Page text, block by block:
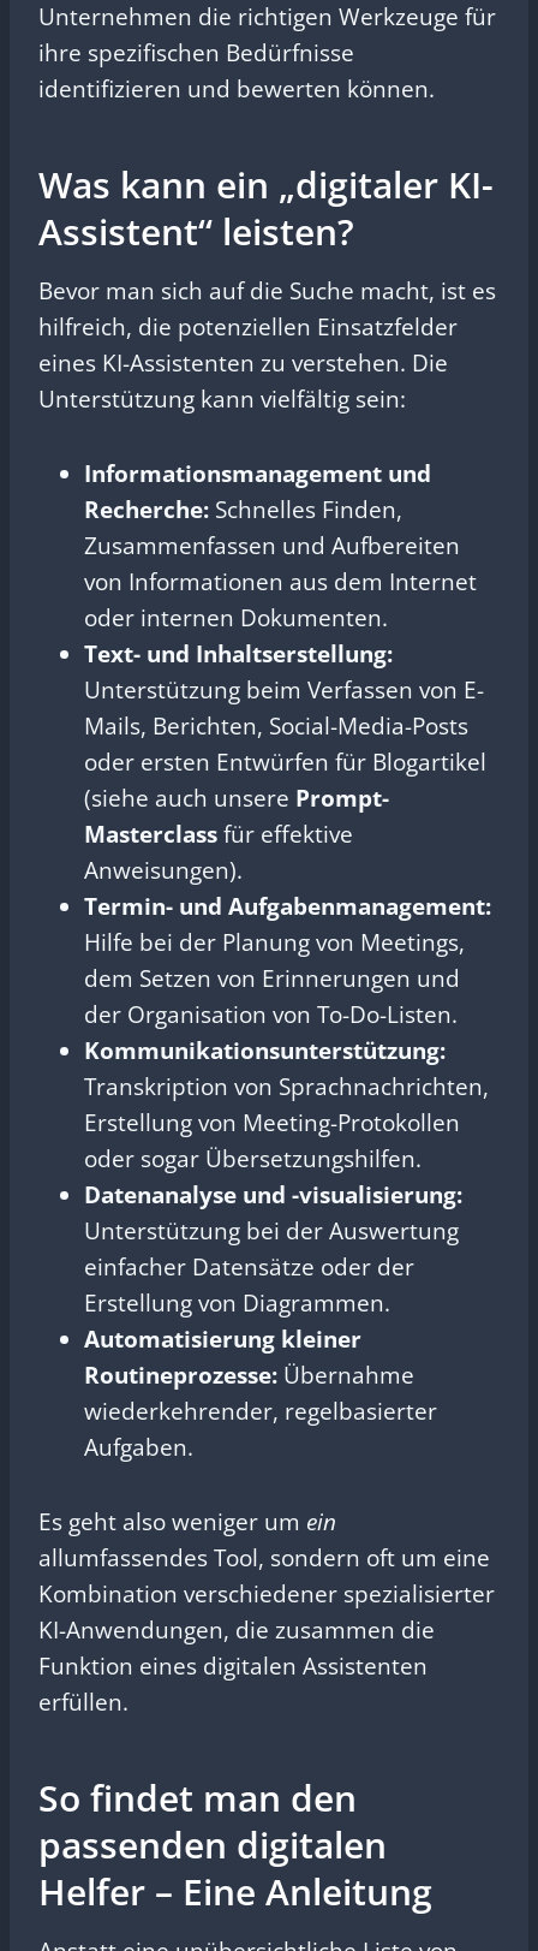
Unternehmen die richtigen Werkzeuge für
ihre spezifischen Bedürfnisse
identifizieren und bewerten können.
Was kann ein „digitaler KI-
Assistent“ leisten?
Bevor man sich auf die Suche macht, ist es
hilfreich, die potenziellen Einsatzfelder
eines KI-Assistenten zu verstehen. Die
Unterstützung kann vielfältig sein:
Informationsmanagement und
Recherche: Schnelles Finden,
Zusammenfassen und Aufbereiten
von Informationen aus dem Internet
oder internen Dokumenten.
Text- und Inhaltserstellung:
Unterstützung beim Verfassen von E-
Mails, Berichten, Social-Media-Posts
oder ersten Entwürfen für Blogartikel
(siehe auch unsere Prompt-
Masterclassfür effektive
Anweisungen).
Termin- und Aufgabenmanagement:
Hilfe bei der Planung von Meetings,
dem Setzen von Erinnerungen und
der Organisation von To-Do-Listen.
Kommunikationsunterstützung:
Transkription von Sprachnachrichten,
Erstellung von Meeting-Protokollen
oder sogar Übersetzungshilfen.
Datenanalyse und -visualisierung:
Unterstützung bei der Auswertung
einfacher Datensätze oder der
Erstellung von Diagrammen.
Automatisierung kleiner
Routineprozesse: Übernahme
wiederkehrender, regelbasierter
Aufgaben.
Es geht also weniger um ein
allumfassendes Tool, sondern oft um eine
Kombination verschiedener spezialisierter
KI-Anwendungen, die zusammen die
Funktion eines digitalen Assistenten
erfüllen.
So findet man den
passenden digitalen
Helfer – Eine Anleitung